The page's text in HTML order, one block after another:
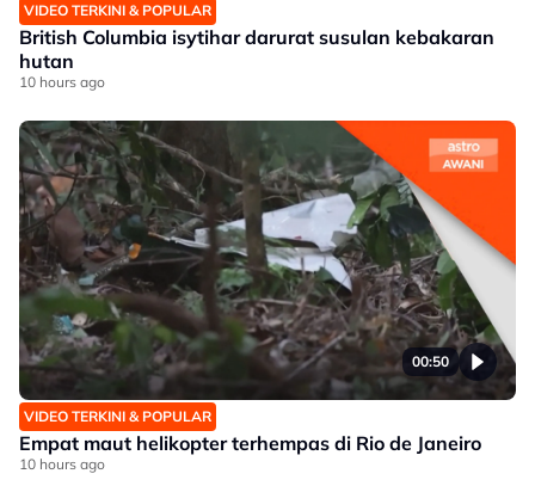
VIDEO TERKINI & POPULAR
British Columbia isytihar darurat susulan kebakaran
hutan
10 hours ago
00:50
VIDEO TERKINI & POPULAR
Empat maut helikopter terhempas di Rio de Janeiro
10 hours ago